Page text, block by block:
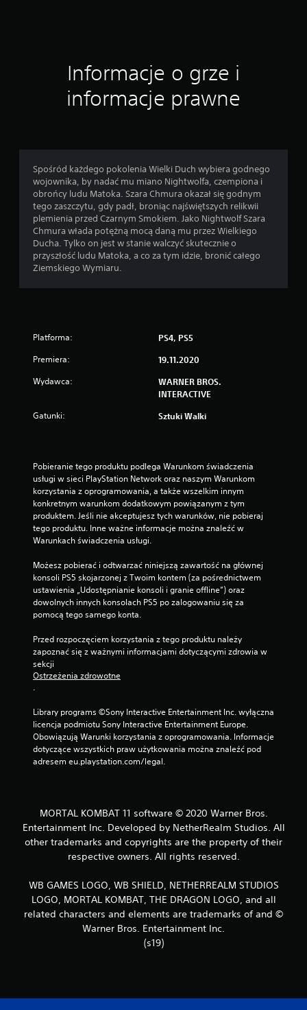
Informacje o grze i
informacje prawne
Spośród każdego pokolenia Wielki Duch wybiera godnego
wojownika, by nadać mu miano Nightwolfa, czempiona i
obrońcy ludu Matoka. Szara Chmura okazał się godnym
tego zaszczytu, gdy padł, broniąc najświętszych relikwii
plemienia przed Czarnym Smokiem. Jako Nightwolf Szara
Chmura włada potężną mocą daną mu przez Wielkiego
Ducha. Tylko on jest w stanie walczyć skutecznie o
przyszłość ludu Matoka, a co za tym idzie, bronić całego
Ziemskiego Wymiaru.
Platforma: PS4, PS5
Premiera: 19.11.2020
Wydawca:
WARNER BROS.
INTERACTIVE
Gatunki: Sztuki Walki
Pobieranie tego produktu podlega Warunkom świadczenia
usługi w sieci PlayStation Network oraz naszym Warunkom
korzystania z oprogramowania, a także wszelkim innym
konkretnym warunkom dodatkowym powiązanym z tym
produktem. Jeśli nie akceptujesz tych warunków, nie pobieraj
tego produktu. Inne ważne informacje można znaleźć w
Warunkach świadczenia usługi.
Możesz pobierać i odtwarzać niniejszą zawartość na głównej
konsoli PS5 skojarzonej z Twoim kontem (za pośrednictwem
ustawienia „Udostępnianie konsoli i granie offline”) oraz
dowolnych innych konsolach PS5 po zalogowaniu się za
pomocą tego samego konta.
Przed rozpoczęciem korzystania z tego produktu należy
zapoznać się z ważnymi informacjami dotyczącymi zdrowia w
sekcji
Ostrzeżenia zdrowotne
.
Library programs ©Sony Interactive Entertainment Inc. wyłączna
licencja podmiotu Sony Interactive Entertainment Europe.
Obowiązują Warunki korzystania z oprogramowania. Informacje
dotyczące wszystkich praw użytkowania można znaleźć pod
adresem eu.playstation.com/legal.
MORTAL KOMBAT 11 software © 2020 Warner Bros.
Entertainment Inc. Developed by NetherRealm Studios. All
other trademarks and copyrights are the property of their
respective owners. All rights reserved.
WB GAMES LOGO, WB SHIELD, NETHERREALM STUDIOS
LOGO, MORTAL KOMBAT, THE DRAGON LOGO, and all
related characters and elements are trademarks of and ©
Warner Bros. Entertainment Inc.
(s19)